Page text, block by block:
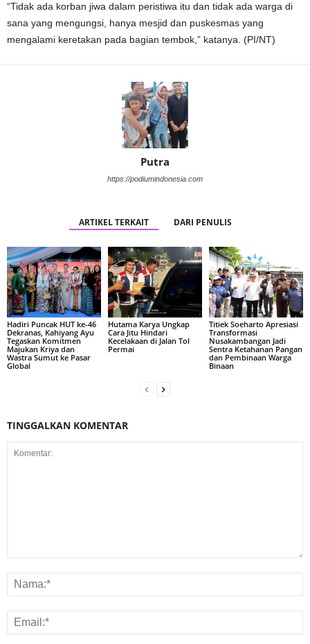
“Tidak ada korban jiwa dalam peristiwa itu dan tidak ada warga di
sana yang mengungsi, hanya mesjid dan puskesmas yang
mengalami keretakan pada bagian tembok,” katanya. (PI/NT)
Putra
https://podiumindonesia.com
ARTIKEL TERKAIT DARI PENULIS
Hadiri Puncak HUT ke-46
Dekranas, Kahiyang Ayu
Tegaskan Komitmen
Majukan Kriya dan
Wastra Sumut ke Pasar
Global
Hutama Karya Ungkap
Cara Jitu Hindari
Kecelakaan di Jalan Tol
Permai
Titiek Soeharto Apresiasi
Transformasi
Nusakambangan Jadi
Sentra Ketahanan Pangan
dan Pembinaan Warga
Binaan
TINGGALKAN KOMENTAR